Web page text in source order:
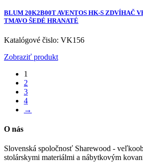
BLUM 20K2B00T AVENTOS HK-S ZDVÍHAČ
TMAVO ŠEDÉ HRANATÉ
Katalógové čislo: VK156
Zobraziť produkt
1
2
3
4
→
O nás
Slovenská spoločnosť Sharewood -
stolárskymi materiálmi a nábytkovým